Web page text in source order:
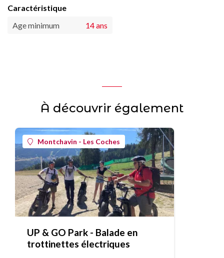
Caractéristique
Age minimum
14 ans
À découvrir également
Montchavin - Les Coches
UP & GO Park - Balade en
trottinettes électriques